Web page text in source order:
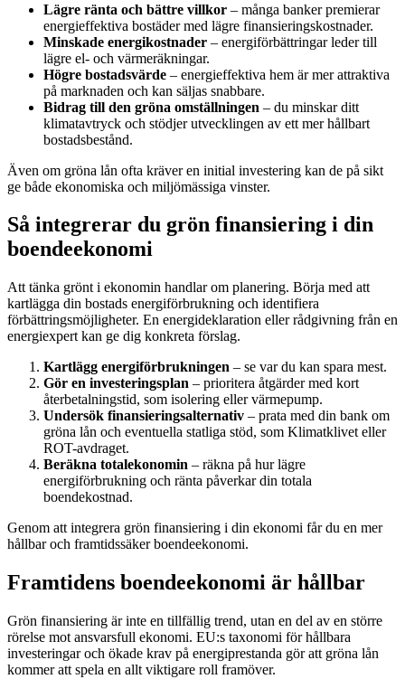
Lägre ränta och bättre villkor – många banker premierar
energieffektiva bostäder med lägre finansieringskostnader.
Minskade energikostnader – energiförbättringar leder till
lägre el- och värmeräkningar.
Högre bostadsvärde – energieffektiva hem är mer attraktiva
på marknaden och kan säljas snabbare.
Bidrag till den gröna omställningen – du minskar ditt
klimatavtryck och stödjer utvecklingen av ett mer hållbart
bostadsbestånd.
Även om gröna lån ofta kräver en initial investering kan de på sikt
ge både ekonomiska och miljömässiga vinster.
Så integrerar du grön finansiering i din
boendeekonomi
Att tänka grönt i ekonomin handlar om planering. Börja med att
kartlägga din bostads energiförbrukning och identifiera
förbättringsmöjligheter. En energideklaration eller rådgivning från en
energiexpert kan ge dig konkreta förslag.
Kartlägg energiförbrukningen – se var du kan spara mest.
Gör en investeringsplan – prioritera åtgärder med kort
återbetalningstid, som isolering eller värmepump.
Undersök finansieringsalternativ – prata med din bank om
gröna lån och eventuella statliga stöd, som Klimatklivet eller
ROT-avdraget.
Beräkna totalekonomin – räkna på hur lägre
energiförbrukning och ränta påverkar din totala
boendekostnad.
Genom att integrera grön finansiering i din ekonomi får du en mer
hållbar och framtidssäker boendeekonomi.
Framtidens boendeekonomi är hållbar
Grön finansiering är inte en tillfällig trend, utan en del av en större
rörelse mot ansvarsfull ekonomi. EU:s taxonomi för hållbara
investeringar och ökade krav på energiprestanda gör att gröna lån
kommer att spela en allt viktigare roll framöver.